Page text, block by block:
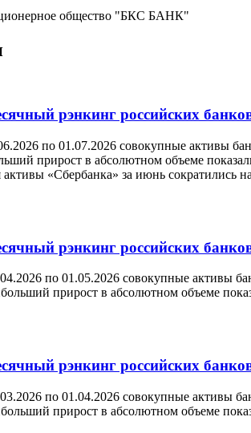
общество "БКС БАНК"
рэнкинг российских
по 01.07.2026 совокупные активы
прирост в абсолютном объеме
«Сбербанка» за июнь
рэнкинг российских
по 01.05.2026 совокупные активы
прирост в абсолютном объеме
рэнкинг российских
по 01.04.2026 совокупные активы
прирост в абсолютном объеме